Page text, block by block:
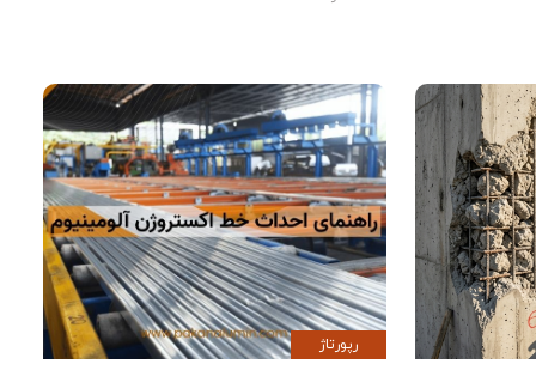
رپورتاژ